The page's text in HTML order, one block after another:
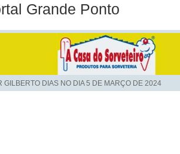
Grande Ponto
GILBERTO DIAS NO DIA5 DE MARÇO DE 2024